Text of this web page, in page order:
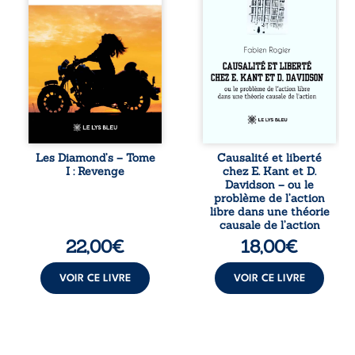
tout le pays. Rien
ne la prédestinait
à cette vie, mais
les épreuves ont
forgé une femme
dure, inaccessible
et résolue à ne
jamais dévoiler
ses faiblesses,
jusqu’à ce que le
croise sa route.
Chef d’une famille
de Nomads, Juan
Les Diamond’s – Tome
I : Revenge
22,00€
VOIR CE LIVRE
travers une
confrontation
entre les pensées
d’Emmanuel Kant
et de Donald
Davidson, cet
essai explore les
liens entre libre
déterminisme
responsabilité. De
la volonté
kantienne au
monisme anomal
de Davidson, il
interroge la
manière dont les
intentions et les
croyances
peuvent ...
Causalité et liberté
chez E. Kant et D.
Davidson – ou le
problème de l’action
libre dans une théorie
causale de l’action
18,00€
VOIR CE LIVRE